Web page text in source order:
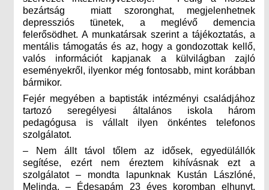
bezártság miatt szoronghat, megjelenhetnek
depressziós tünetek, a meglévő demencia
felerősödhet. A munkatársak szerint a tájékoztatás, a
mentális támogatás és az, hogy a gondozottak kellő,
valós információt kapjanak a külvilágban zajló
eseményekről, ilyenkor még fontosabb, mint korábban
bármikor.
Fejér megyében a baptisták intézményi családjához
tartozó seregélyesi általános iskola három
pedagógusa is vállalt ilyen önkéntes telefonos
szolgálatot.
– Nem állt távol tőlem az idősek, egyedülállók
segítése, ezért nem éreztem kihívásnak ezt a
szolgálatot – mondta lapunknak Kustán Lászlóné,
Melinda. – Édesapám 23 éves koromban elhunyt,